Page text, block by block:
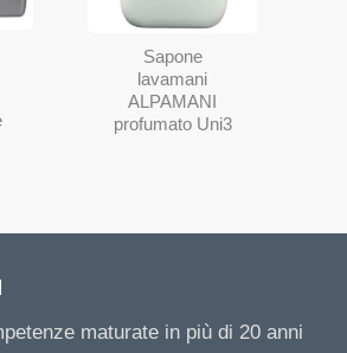
Sapone
lavamani
ALPAMANI
profumato Uni3
maturate in più di 20 anni